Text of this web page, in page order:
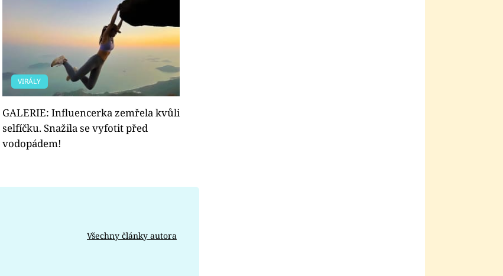
VIRÁLY
GALERIE: Influencerka zemřela kvůli
selfíčku. Snažila se vyfotit před
vodopádem!
Všechny články autora